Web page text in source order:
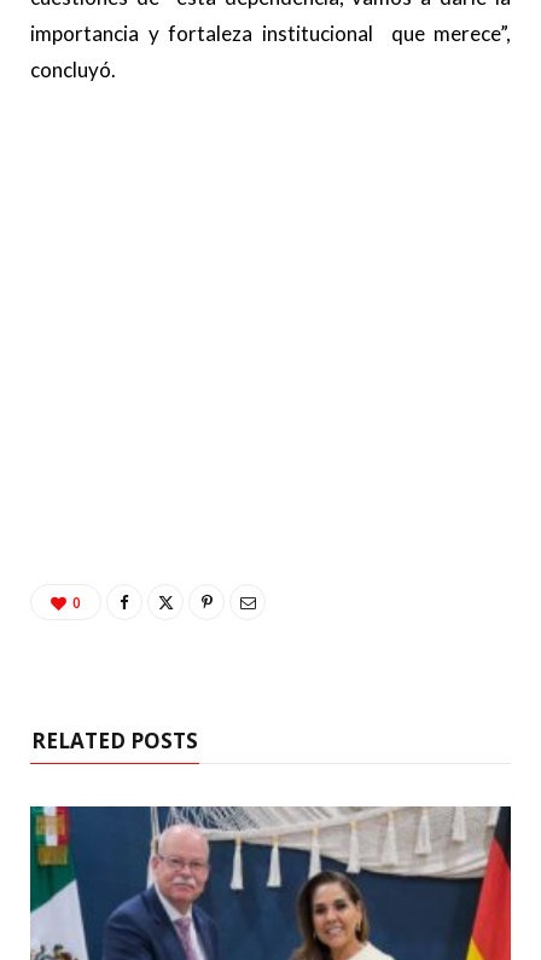
importancia y fortaleza institucional que merece”,
concluyó.
0
RELATED POSTS